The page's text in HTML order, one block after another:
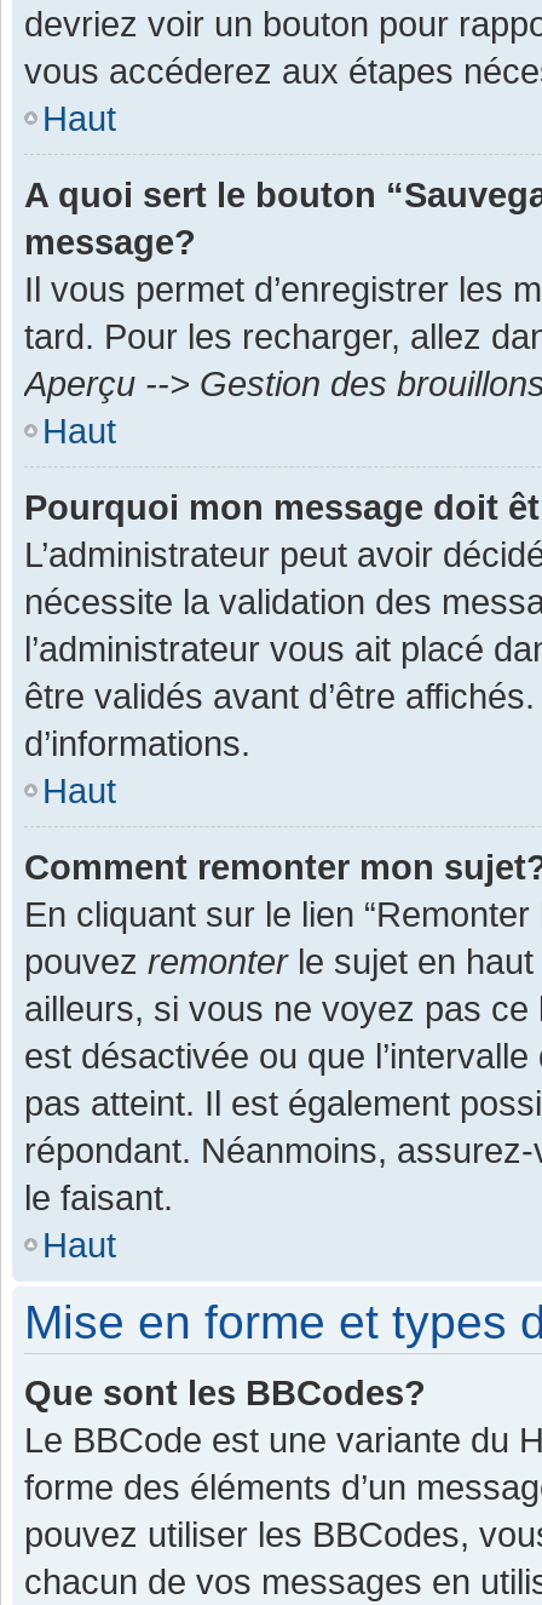
devriez voir un bouton pour
vous accéderez aux étapes
Haut
A quoi sert le bouton
message?
Il vous permet d’enregistrer les
tard. Pour les recharger, allez
Aperçu --> Gestion des
Haut
Pourquoi mon message doit
L’administrateur peut avoir
nécessite la validation des
l’administrateur vous ait placé
être validés avant d’être
d’informations.
Haut
Comment remonter mon
En cliquant sur le lien
pouvez remonterle sujet en haut
ailleurs, si vous ne voyez pas
est désactivée ou que
pas atteint. Il est également
répondant. Néanmoins,
le faisant.
Haut
Mise en forme et types
Que sont les BBCodes?
Le BBCode est une variante du
forme des éléments d’un
pouvez utiliser les BBCodes,
chacun de vos messages en